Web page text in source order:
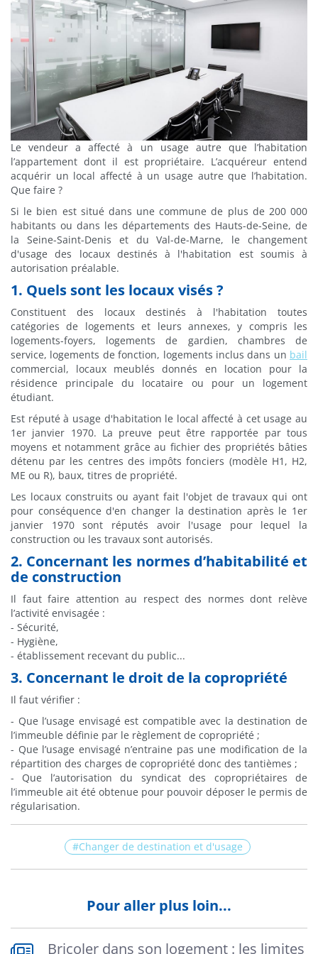
Le vendeur a affecté à un usage autre que l’habitation
l’appartement dont il est propriétaire. L’acquéreur entend
acquérir un local affecté à un usage autre que l’habitation.
Que faire ?
Si le bien est situé dans une commune de plus de 200 000
habitants ou dans les départements des Hauts-de-Seine, de
la Seine-Saint-Denis et du Val-de-Marne, le changement
d'usage des locaux destinés à l'habitation est soumis à
autorisation préalable.
1. Quels sont les locaux visés ?
Constituent des locaux destinés à l'habitation toutes
catégories de logements et leurs annexes, y compris les
logements-foyers, logements de gardien, chambres de
service, logements de fonction, logements inclus dans un bail
commercial, locaux meublés donnés en location pour la
résidence principale du locataire ou pour un logement
étudiant.
Est réputé à usage d'habitation le local affecté à cet usage au
1er janvier 1970. La preuve peut être rapportée par tous
moyens et notamment grâce au fichier des propriétés bâties
détenu par les centres des impôts fonciers (modèle H1, H2,
ME ou R), baux, titres de propriété.
Les locaux construits ou ayant fait l'objet de travaux qui ont
pour conséquence d'en changer la destination après le 1er
janvier 1970 sont réputés avoir l'usage pour lequel la
construction ou les travaux sont autorisés.
2. Concernant les normes d’habitabilité et
de construction
Il faut faire attention au respect des normes dont relève
l’activité envisagée :
- Sécurité,
- Hygiène,
- établissement recevant du public...
3. Concernant le droit de la copropriété
Il faut vérifier :
- Que l’usage envisagé est compatible avec la destination de
l’immeuble définie par le règlement de copropriété ;
- Que l’usage envisagé n’entraine pas une modification de la
répartition des charges de copropriété donc des tantièmes ;
- Que l’autorisation du syndicat des copropriétaires de
l’immeuble ait été obtenue pour pouvoir déposer le permis de
régularisation.
Changer de destination et d'usage
Pour aller plus loin...
Bricoler dans son logement : les limites